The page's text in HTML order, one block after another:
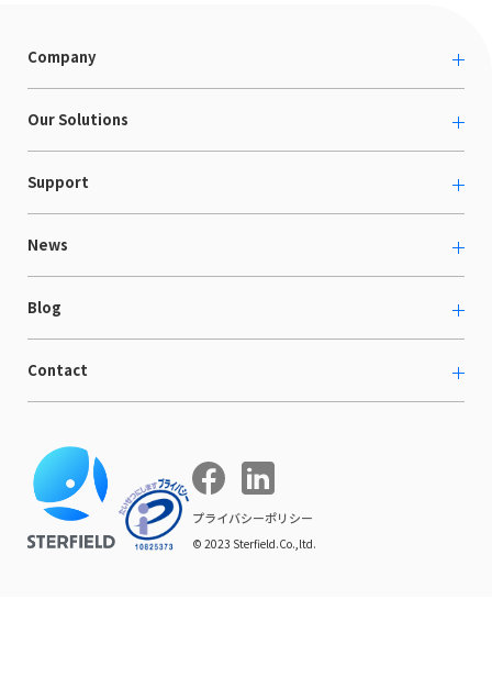
Company
About us
カルチャー
採用情報
Our Solutions
越境ECコンサルティング
Shopee支援
LaunchCart
海外向けホームページ制作
COMPE NAVI
Support
お役立ち資料
セミナー情報
News
プレスリリース
イベント
ニュース
Blog
ECブログ
開発ブログ
イベントレポート
Contact
プライバシーポリシー
© 2023 Sterfield.Co.,ltd.